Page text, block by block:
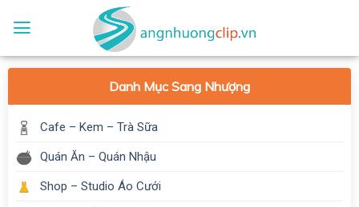
Danh Mục Sang Nhượng
Cafe – Kem – Trà Sữa
Quán Ăn – Quán Nhậu
Shop – Studio Áo Cưới